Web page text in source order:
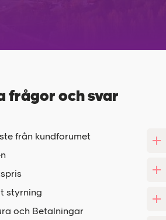
frågor och svar
från kundforumet
styrning
och Betalningar